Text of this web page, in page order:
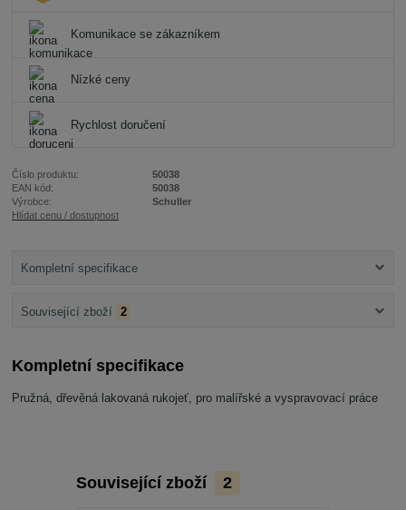
Komunikace se zákazníkem
Nízké ceny
Rychlost doručení
Číslo produktu:
50038
EAN kód:
50038
Výrobce:
Schuller
Hlídat cenu / dostupnost
Kompletní specifikace
Související zboží 2
Kompletní specifikace
Pružná, dřevěná lakovaná rukojeť, pro malířské a vyspravovací práce
Související zboží 2